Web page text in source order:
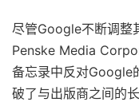
尽管Google不断调整
Penske Media
备忘录中反对Google
破了与出版商之间的长